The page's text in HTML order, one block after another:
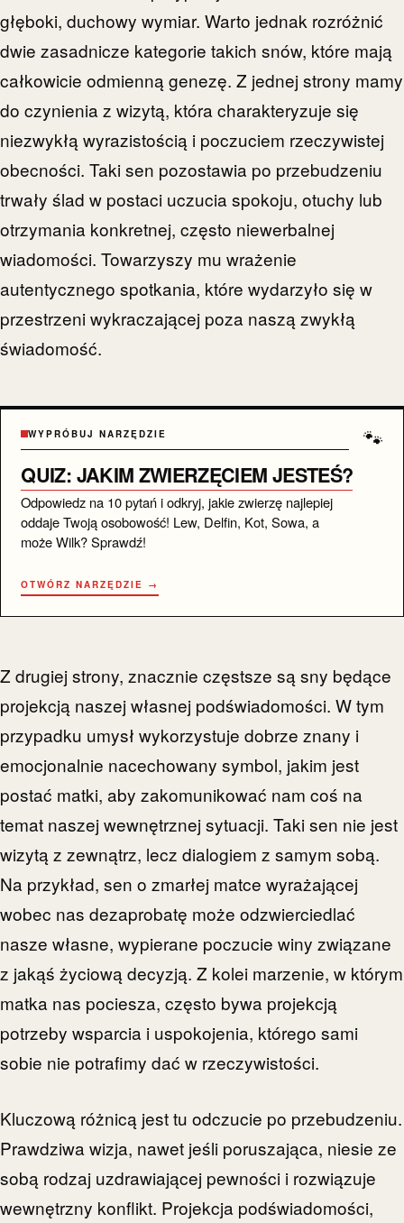
głęboki, duchowy wymiar. Warto jednak rozróżnić
dwie zasadnicze kategorie takich snów, które mają
całkowicie odmienną genezę. Z jednej strony mamy
do czynienia z wizytą, która charakteryzuje się
niezwykłą wyrazistością i poczuciem rzeczywistej
obecności. Taki sen pozostawia po przebudzeniu
trwały ślad w postaci uczucia spokoju, otuchy lub
otrzymania konkretnej, często niewerbalnej
wiadomości. Towarzyszy mu wrażenie
autentycznego spotkania, które wydarzyło się w
przestrzeni wykraczającej poza naszą zwykłą
świadomość.
🐾
WYPRÓBUJ NARZĘDZIE
QUIZ: JAKIM ZWIERZĘCIEM JESTEŚ?
Odpowiedz na 10 pytań i odkryj, jakie zwierzę najlepiej
oddaje Twoją osobowość! Lew, Delfin, Kot, Sowa, a
może Wilk? Sprawdź!
OTWÓRZ NARZĘDZIE →
Z drugiej strony, znacznie częstsze są sny będące
projekcją naszej własnej podświadomości. W tym
przypadku umysł wykorzystuje dobrze znany i
emocjonalnie nacechowany symbol, jakim jest
postać matki, aby zakomunikować nam coś na
temat naszej wewnętrznej sytuacji. Taki sen nie jest
wizytą z zewnątrz, lecz dialogiem z samym sobą.
Na przykład, sen o zmarłej matce wyrażającej
wobec nas dezaprobatę może odzwierciedlać
nasze własne, wypierane poczucie winy związane
z jakąś życiową decyzją. Z kolei marzenie, w którym
matka nas pociesza, często bywa projekcją
potrzeby wsparcia i uspokojenia, którego sami
sobie nie potrafimy dać w rzeczywistości.
Kluczową różnicą jest tu odczucie po przebudzeniu.
Prawdziwa wizja, nawet jeśli poruszająca, niesie ze
sobą rodzaj uzdrawiającej pewności i rozwiązuje
wewnętrzny konflikt. Projekcja podświadomości,